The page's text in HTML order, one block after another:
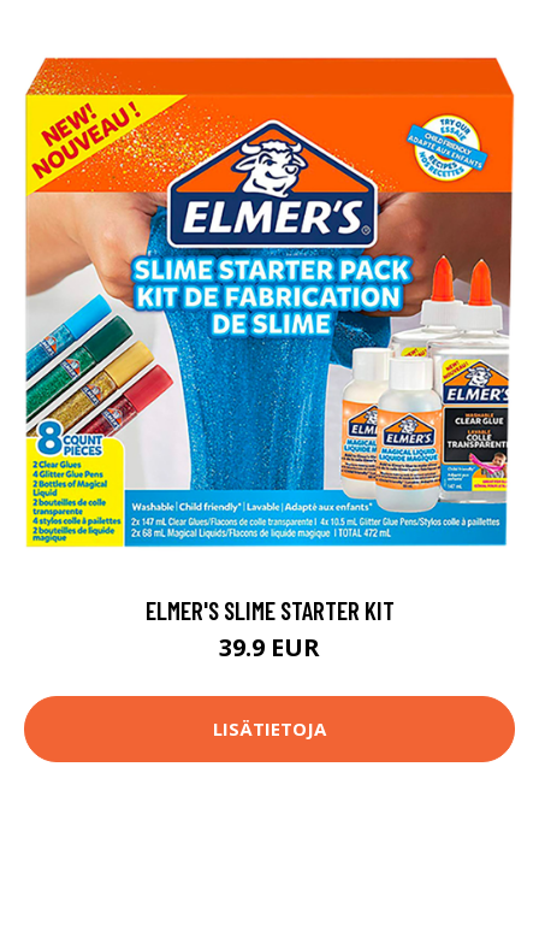
ELMER'S SLIME STARTER KIT
39.9 EUR
LISÄTIETOJA